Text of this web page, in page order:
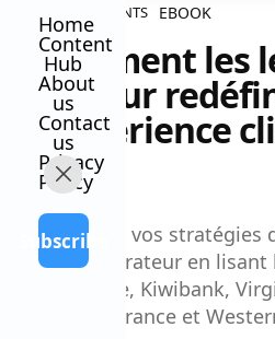
Home
Content
Hub
About
us
Contact
us
Privacy
Policy
Subscribe
ALL CONTENTS EBOOK
Comment les
secteur
l'expérience
l'IA
Améliorez vos stratégies
et collaborateur en
Modivcare, Kiwibank,
Price Insurance et